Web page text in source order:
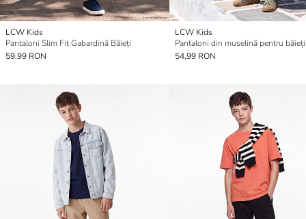
LCW Kids
Pantaloni Slim Fit Gabardină Băieți
59,99 RON
LCW Kids
54,99 RON